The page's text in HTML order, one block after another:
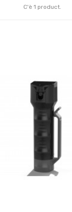
C'è 1 product.